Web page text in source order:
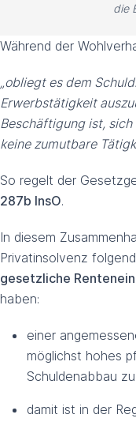
die
Während der
„obliegt es dem
Erwerbstätigkeit
Beschäftigung ist, sich
keine zumutbare
So regelt der
287b InsO.
In diesem
Privatinsolvenz
gesetzliche
haben:
einer
möglichst hohes
Schuldenabbau
damit ist in der